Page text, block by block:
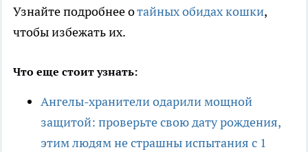
Узнайте подробнее отайных обидах кошки,
чтобы избежать их.
Что еще стоит узнать:
Ангелы-хранители одарили мощной
защитой: проверьте свою дату рождения,
этим людям не страшны испытания с 1